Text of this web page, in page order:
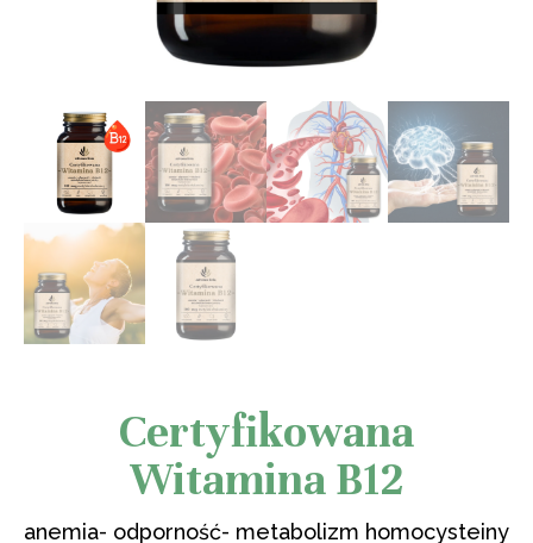
Certyfikowana
Witamina B12
anemia- odporność- metabolizm homocysteiny